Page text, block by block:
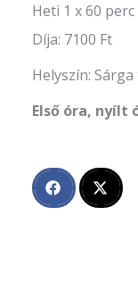
Heti 1 x 60
Díja: 7100 Ft
Helyszín:
Első óra, nyílt